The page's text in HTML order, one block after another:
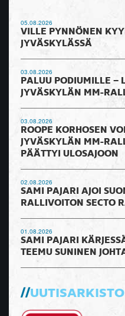
05.08.2026
VILLE PYNNÖNEN
JYVÄSKYLÄSSÄ
03.08.2026
PALUU PODIUMILLE –
JYVÄSKYLÄN MM-
03.08.2026
ROOPE KORHOSEN
JYVÄSKYLÄN MM-
PÄÄTTYI ULOSAJOON
02.08.2026
SAMI PAJARI AJOI
RALLIVOITON SECTO
01.08.2026
SAMI PAJARI
TEEMU SUNINEN
UUTISARKISTO